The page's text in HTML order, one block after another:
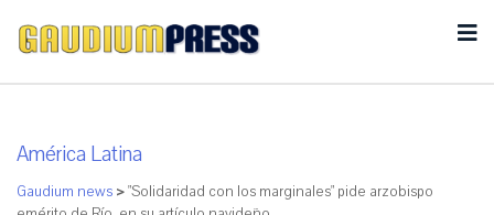
América Latina
Gaudium news >"Solidaridad con los marginales" pide arzobispo